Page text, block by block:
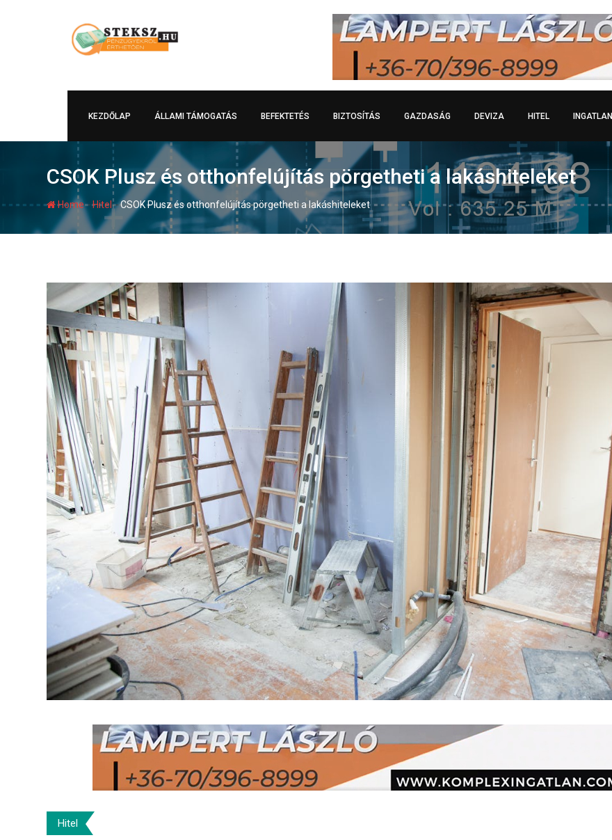
KEZDŐLAP ÁLLAMI TÁMOGATÁS BEFEKTETÉS BIZTOSÍTÁS GAZDASÁG DEVIZA HITEL INGATLAN
CSOK Plusz és otthonfelújítás pörgetheti a lakáshiteleket
Home-Hitel -CSOK Plusz és otthonfelújítás pörgetheti a lakáshiteleket
Hitel